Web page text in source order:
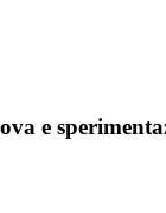
e